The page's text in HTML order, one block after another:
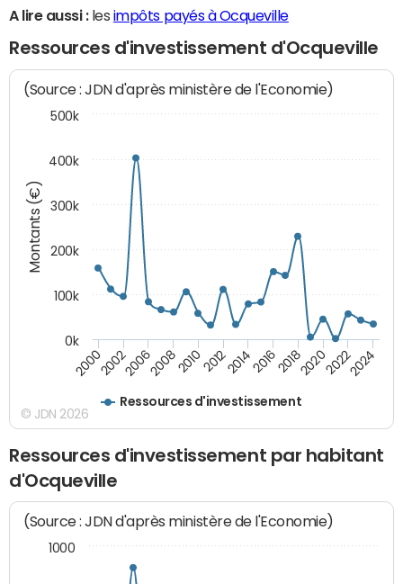
A lire aussi :les impôts payés à Ocqueville
Ressources d'investissement d'Ocqueville
Montants (€)
(Source : JDN d'après ministère de l'Economie)
Ressources d'investissement
200020022006200820102012201420162018202020222024
0k
100k
200k
300k
400k
500k
© JDN 2026
Ressources d'investissement par habitant
d'Ocqueville
(Source : JDN d'après ministère de l'Economie)
1000